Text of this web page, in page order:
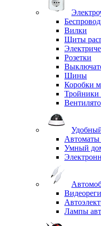
Вилки
Щиты
Розетки
Шины
Коробки
Тройники
Автоматы
Умный
Лампы